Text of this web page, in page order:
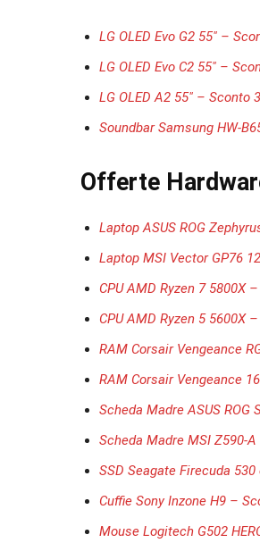
LG OLED Evo G2 55″ –
LG OLED Evo C2 55″ –
LG OLED A2 55″ – Sconto
Soundbar Samsung HW-
Offerte
Laptop ASUS ROG
Laptop MSI Vector GP76
CPU AMD Ryzen 7 5800X
CPU AMD Ryzen 5 5600X
RAM Corsair Vengeance
RAM Corsair Vengeance
Scheda Madre ASUS ROG
Scheda Madre MSI Z590-A
SSD Seagate Firecuda
Cuffie Sony Inzone H9 –
Mouse Logitech G502